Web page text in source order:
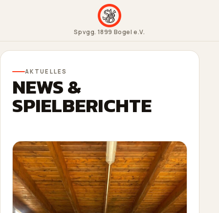
Spvgg. 1899 Bogel e.V.
AKTUELLES
NEWS &
SPIELBERICHTE